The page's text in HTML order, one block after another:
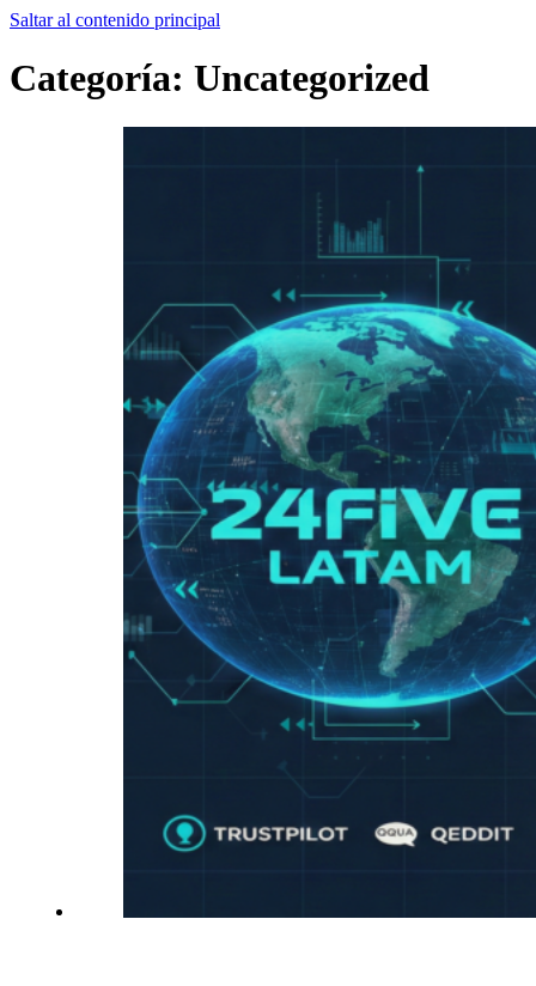
Saltar al contenido principal
Categoría: Uncategorized